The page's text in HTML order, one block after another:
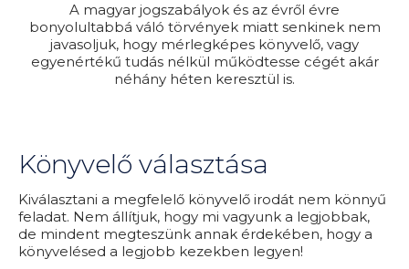
A magyar jogszabályok és az évről évre
bonyolultabbá váló törvények miatt senkinek nem
javasoljuk, hogy mérlegképes könyvelő, vagy
egyenértékű tudás nélkül működtesse cégét akár
néhány héten keresztül is.
Könyvelő választása
Kiválasztani a megfelelő könyvelő irodát nem könnyű
feladat. Nem állítjuk, hogy mi vagyunk a legjobbak,
de mindent megteszünk annak érdekében, hogy a
könyvelésed a legjobb kezekben legyen!